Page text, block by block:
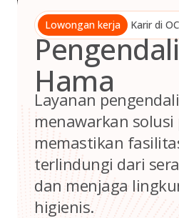
Lowongan kerja Karir di
Hama
Layanan
menawarkan
memastikan
terlindungi dari
dan menjaga
higienis.